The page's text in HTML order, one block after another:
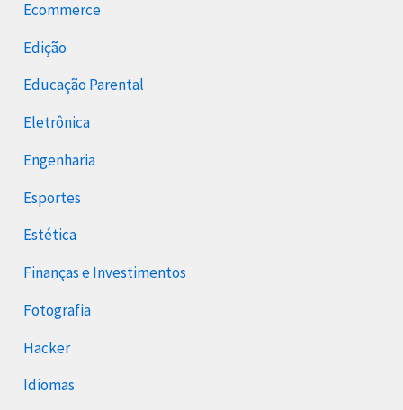
Ecommerce
Edição
Educação Parental
Eletrônica
Engenharia
Esportes
Estética
Finanças e Investimentos
Fotografia
Hacker
Idiomas